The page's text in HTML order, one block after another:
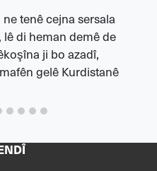
tenê cejna sersala
di heman demê de
ji bo azadî,
gelê Kurdistanê